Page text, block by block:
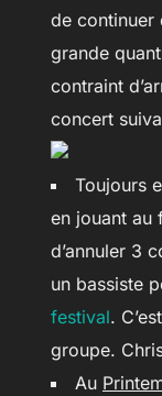
de continuer
grande
contraint
concert
Toujours
en jouant au
d’annuler 3
un bassiste
festival.
groupe.
Au